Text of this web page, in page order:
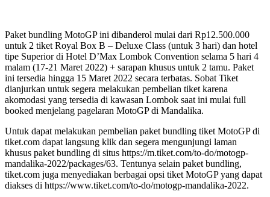
Paket bundling MotoGP ini dibanderol mulai dari Rp12.500.000
untuk 2 tiket Royal Box B – Deluxe Class (untuk 3 hari) dan hotel
tipe Superior di Hotel D’Max Lombok Convention selama 5 hari 4
malam (17-21 Maret 2022) + sarapan khusus untuk 2 tamu. Paket
ini tersedia hingga 15 Maret 2022 secara terbatas. Sobat Tiket
dianjurkan untuk segera melakukan pembelian tiket karena
akomodasi yang tersedia di kawasan Lombok saat ini mulai full
booked menjelang pagelaran MotoGP di Mandalika.
Untuk dapat melakukan pembelian paket bundling tiket MotoGP di
tiket.com dapat langsung klik dan segera mengunjungi laman
khusus paket bundling di situs https://m.tiket.com/to-do/motogp-
mandalika-2022/packages/63. Tentunya selain paket bundling,
tiket.com juga menyediakan berbagai opsi tiket MotoGP yang dapat
diakses di https://www.tiket.com/to-do/motogp-mandalika-2022.